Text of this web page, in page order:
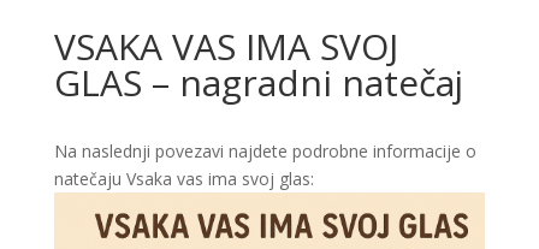
VSAKA VAS IMA SVOJ
GLAS – nagradni natečaj
Na naslednji povezavi najdete podrobne informacije o
natečaju Vsaka vas ima svoj glas: